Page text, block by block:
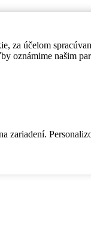
za účelom
oznámime našim